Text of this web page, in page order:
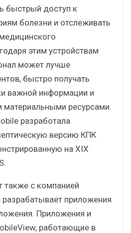
быстрый доступ к
болезни и отслеживать
этим устройствам
может лучше
быстро получать
важной информации и
материальными ресурсами.
разработала
версию КПК
на XIX
также с компанией
приложения
Приложения и
работающие в